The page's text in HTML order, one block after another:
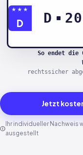
★★★
D D
So endet die
rechtssicher
Jetzt
Ihr individueller Nachweis
ausgestellt